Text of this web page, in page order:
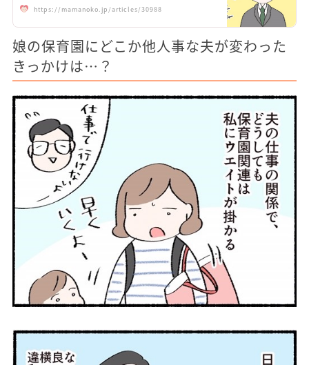
https://mamanoko.jp/articles/30988
娘の保育園にどこか他人事な夫が変わった
きっかけは…？